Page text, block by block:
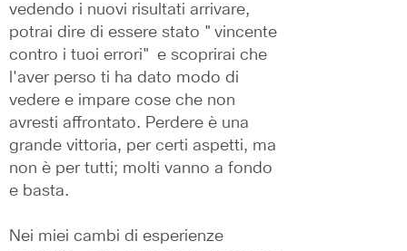
vedendo i nuovi risultati arrivare,
potrai dire di essere stato "vincente
contro i tuoi errori" e scoprirai che
l'aver perso ti ha dato modo di
vedere e impare cose che non
avresti affrontato. Perdere è una
grande vittoria, per certi aspetti, ma
non è per tutti; molti vanno a fondo
e basta.
Nei miei cambi di esperienze